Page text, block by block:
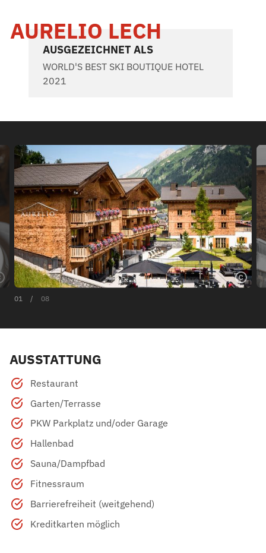
AURELIO LECH
AUSGEZEICHNET ALS
WORLD'S BEST SKI BOUTIQUE HOTEL
2021
01 / 08
AUSSTATTUNG
Restaurant
Garten/Terrasse
PKW Parkplatz und/oder Garage
Hallenbad
Sauna/Dampfbad
Fitnessraum
Barrierefreiheit (weitgehend)
Kreditkarten möglich